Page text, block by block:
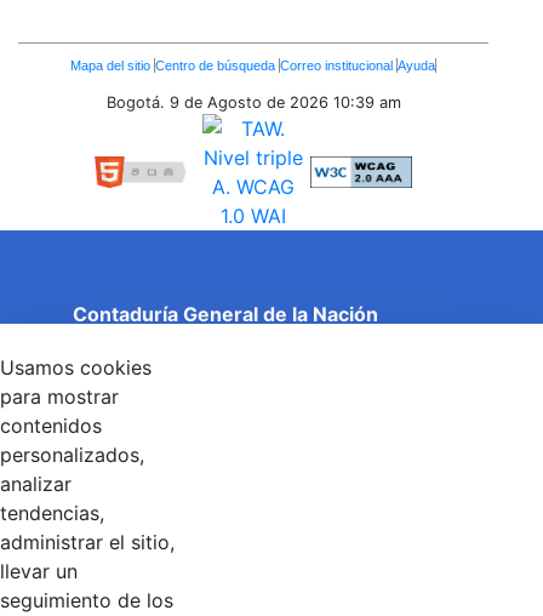
Enlaces
Inferiores
Mapa del sitio Centro de búsqueda Correo institucional Ayuda
Bogotá. 9 de Agosto de 2026 10:39 am
Contaduría General de la Nación
Entidad adscrita al Ministerio de Hacienda y Crédito
Público
Torre 1 (Aire) - Piso 15, Bogotá D.C., Colombia
Código Postal: 111071
Linkedin
Usamos cookies
para mostrar
contenidos
personalizados,
analizar
tendencias,
administrar el sitio,
llevar un
seguimiento de los